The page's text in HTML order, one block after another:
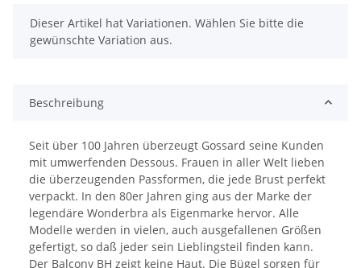
x
Dieser Artikel hat Variationen. Wählen Sie bitte die
gewünschte Variation aus.
Beschreibung
Seit über 100 Jahren überzeugt Gossard seine Kunden
mit umwerfenden Dessous. Frauen in aller Welt lieben
die überzeugenden Passformen, die jede Brust perfekt
verpackt. In den 80er Jahren ging aus der Marke der
legendäre Wonderbra als Eigenmarke hervor. Alle
Modelle werden in vielen, auch ausgefallenen Größen
gefertigt, so daß jeder sein Lieblingsteil finden kann.
Der Balcony BH zeigt keine Haut. Die Bügel sorgen für